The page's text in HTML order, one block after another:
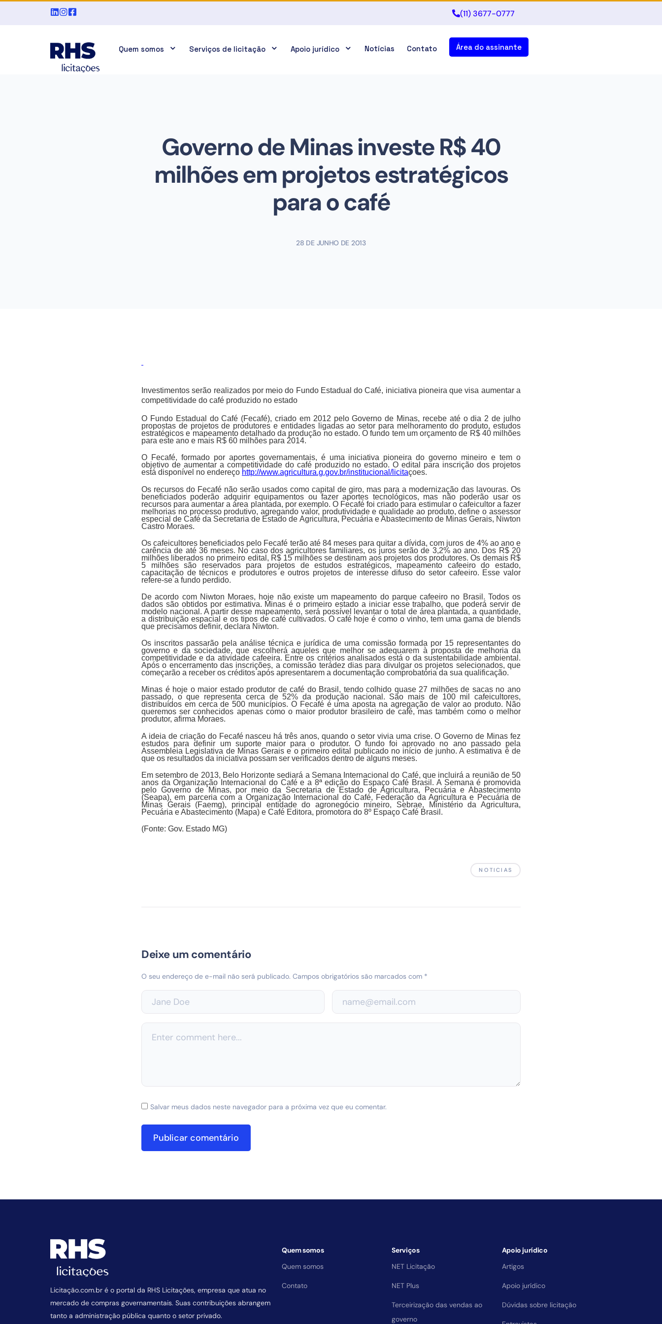
(11) 3677-0777
Quem somos Serviços de licitação Apoio jurídico Notícias Contato Área do assinante
Governo de Minas investe R$ 40
milhões em projetos estratégicos
para o café
28 DE JUNHO DE 2013
Investimentos serão realizados por meio do Fundo Estadual do Café, iniciativa pioneira que visa aumentar a
competitividade do café produzido no estado
O Fundo Estadual do Café (Fecafé), criado em 2012 pelo Governo de Minas, recebe até o dia 2 de julho
propostas de projetos de produtores e entidades ligadas ao setor para melhoramento do produto, estudos
estratégicos e mapeamento detalhado da produção no estado. O fundo tem um orçamento de R$ 40 milhões
para este ano e mais R$ 60 milhões para 2014.
O Fecafé, formado por aportes governamentais, é uma iniciativa pioneira do governo mineiro e tem o
objetivo de aumentar a competitividade do café produzido no estado. O edital para inscrição dos projetos
está disponível no endereço http://www.agricultura.g.gov.br/institucional/licitaçoes.
Os recursos do Fecafé não serão usados como capital de giro, mas para a modernização das lavouras. Os
beneficiados poderão adquirir equipamentos ou fazer aportes tecnológicos, mas não poderão usar os
recursos para aumentar a área plantada, por exemplo. O Fecafé foi criado para estimular o cafeicultor a fazer
melhorias no processo produtivo, agregando valor, produtividade e qualidade ao produto, define o assessor
especial de Café da Secretaria de Estado de Agricultura, Pecuária e Abastecimento de Minas Gerais, Niwton
Castro Moraes.
Os cafeicultores beneficiados pelo Fecafé terão até 84 meses para quitar a dívida, com juros de 4% ao ano e
carência de até 36 meses. No caso dos agricultores familiares, os juros serão de 3,2% ao ano. Dos R$ 20
milhões liberados no primeiro edital, R$ 15 milhões se destinam aos projetos dos produtores. Os demais R$
5 milhões são reservados para projetos de estudos estratégicos, mapeamento cafeeiro do estado,
capacitação de técnicos e produtores e outros projetos de interesse difuso do setor cafeeiro. Esse valor
refere-se a fundo perdido.
De acordo com Niwton Moraes, hoje não existe um mapeamento do parque cafeeiro no Brasil. Todos os
dados são obtidos por estimativa. Minas é o primeiro estado a iniciar esse trabalho, que poderá servir de
modelo nacional. A partir desse mapeamento, será possível levantar o total de área plantada, a quantidade,
a distribuição espacial e os tipos de café cultivados. O café hoje é como o vinho, tem uma gama de blends
que precisamos definir, declara Niwton.
Os inscritos passarão pela análise técnica e jurídica de uma comissão formada por 15 representantes do
governo e da sociedade, que escolherá aqueles que melhor se adequarem à proposta de melhoria da
competitividade e da atividade cafeeira. Entre os critérios analisados está o da sustentabilidade ambiental.
Após o encerramento das inscrições, a comissão terádez dias para divulgar os projetos selecionados, que
começarão a receber os créditos após apresentarem a documentação comprobatória da sua qualificação.
Minas é hoje o maior estado produtor de café do Brasil, tendo colhido quase 27 milhões de sacas no ano
passado, o que representa cerca de 52% da produção nacional. São mais de 100 mil cafeicultores,
distribuídos em cerca de 500 municípios. O Fecafé é uma aposta na agregação de valor ao produto. Não
queremos ser conhecidos apenas como o maior produtor brasileiro de café, mas também como o melhor
produtor, afirma Moraes.
A ideia de criação do Fecafé nasceu há três anos, quando o setor vivia uma crise. O Governo de Minas fez
estudos para definir um suporte maior para o produtor. O fundo foi aprovado no ano passado pela
Assembleia Legislativa de Minas Gerais e o primeiro edital publicado no início de junho. A estimativa é de
que os resultados da iniciativa possam ser verificados dentro de alguns meses.
Em setembro de 2013, Belo Horizonte sediará a Semana Internacional do Café, que incluirá a reunião de 50
anos da Organização Internacional do Café e a 8ª edição do Espaço Café Brasil. A Semana é promovida
pelo Governo de Minas, por meio da Secretaria de Estado de Agricultura, Pecuária e Abastecimento
(Seapa), em parceria com a Organização Internacional do Café, Federação da Agricultura e Pecuária de
Minas Gerais (Faemg), principal entidade do agronegócio mineiro, Sebrae, Ministério da Agricultura,
Pecuária e Abastecimento (Mapa) e Café Editora, promotora do 8º Espaço Café Brasil.
(Fonte: Gov. Estado MG)
NOTICIAS
Deixe um comentário
O seu endereço de e-mail não será publicado. Campos obrigatórios são marcados com *
Salvar meus dados neste navegador para a próxima vez que eu comentar.
Licitação.com.br é o portal da RHS Licitações, empresa que atua no
mercado de compras governamentais. Suas contribuições abrangem
tanto a administração pública quanto o setor privado.
Quem somos
Quem somos
Contato
Serviços
NET Licitação
NET Plus
Terceirização das vendas ao
governo
Apoio jurídico
Artigos
Apoio jurídico
Dúvidas sobre licitação